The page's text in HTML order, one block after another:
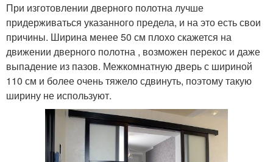
При изготовлении дверного полотна лучше
придерживаться указанного предела, и на это есть свои
причины. Ширина менее 50 см плохо скажется на
движении дверного полотна , возможен перекос и даже
выпадение из пазов. Межкомнатную дверь с шириной
110 см и более очень тяжело сдвинуть, поэтому такую
ширину не используют.